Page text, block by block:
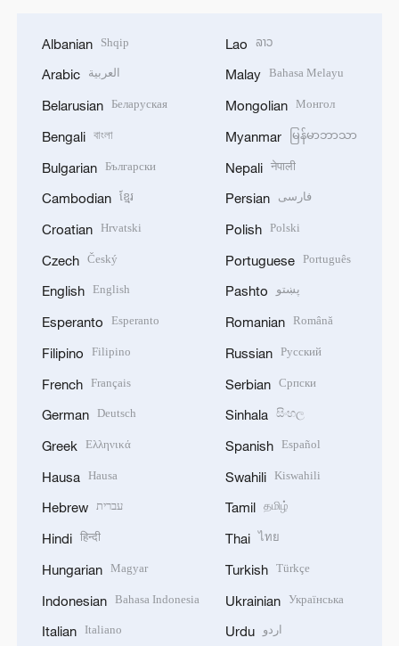
Albanian Shqip
Arabic العربية
Belarusian Беларуская
Bengali বাংলা
Bulgarian Български
Cambodian ខ្មែរ
Croatian Hrvatski
Czech Český
English English
Esperanto Esperanto
Filipino Filipino
French Français
German Deutsch
Greek Ελληνικά
Hausa Hausa
Hebrew עברית
Hindi हिन्दी
Hungarian Magyar
Indonesian Bahasa Indonesia
Italian Italiano
Lao ລາວ
Malay Bahasa Melayu
Mongolian Монгол
Myanmar မြန်မာဘာသာ
Nepali नेपाली
Persian فارسی
Polish Polski
Portuguese Português
Pashto پښتو
Romanian Română
Russian Русский
Serbian Српски
Sinhala සිංහල
Spanish Español
Swahili Kiswahili
Tamil தமிழ்
Thai ไทย
Turkish Türkçe
Ukrainian Українська
Urdu اردو